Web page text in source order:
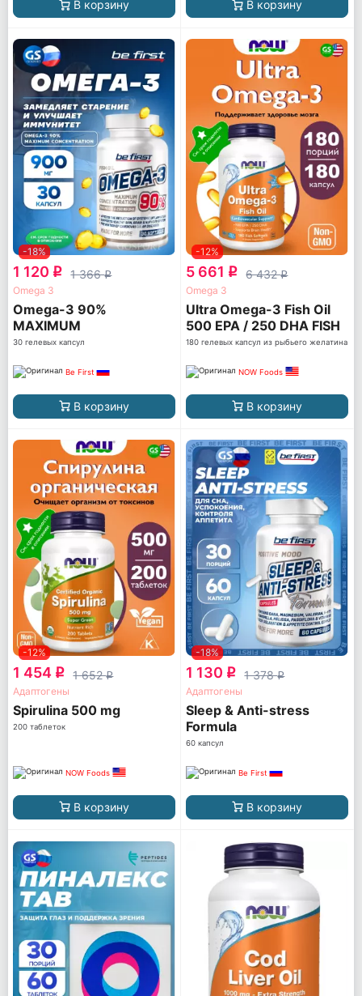
В корзину В корзину
-18%
1 120 q 1 366q
Omega 3
Omega-3 90%
MAXIMUM
CONCENTRATION
30 гелевых капсул
Be First
В корзину
-12%
5 661 q 6 432q
Omega 3
Ultra Omega-3 Fish Oil
500 EPA / 250 DHA FISH
GELATIN
180 гелевых капсул из рыбьего желатина
NOW Foods
В корзину
-12%
1 454 q 1 652q
Адаптогены
Spirulina 500 mg
200 таблеток
NOW Foods
В корзину
-18%
1 130 q 1 378q
Адаптогены
Sleep & Anti-stress
Formula
60 капсул
Be First
В корзину